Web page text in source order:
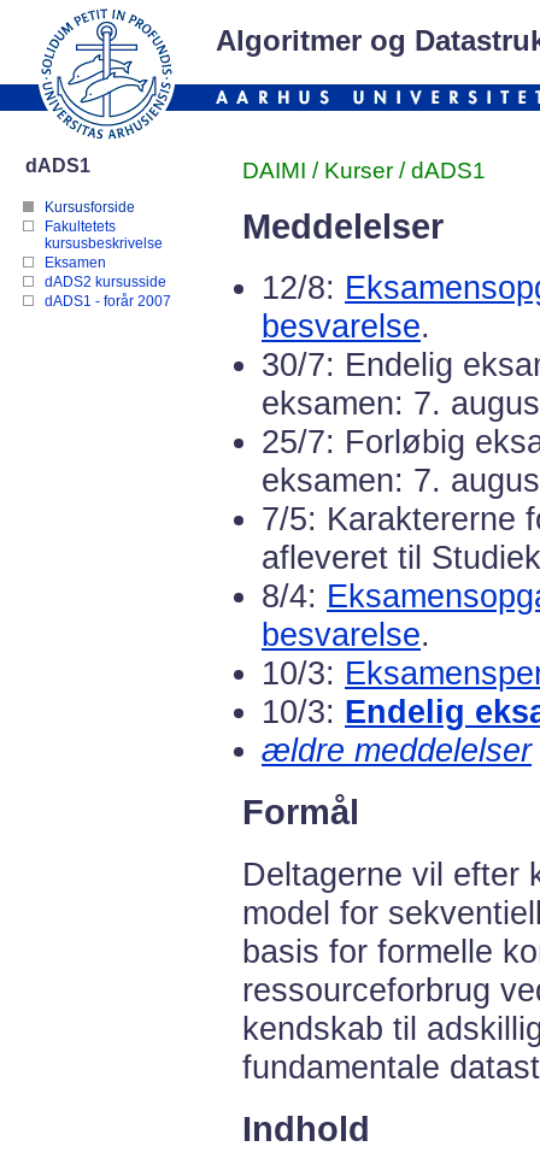
Algoritmer og
dADS1
Kursusforside
Fakultetets
kursusbeskrivelse
Eksamen
dADS2 kursusside
dADS1 - forår 2007
DAIMI / Kurser / dADS1
Meddelelser
12/8:
besvarelse.
30/7: Endelig
eksamen: 7.
25/7: Forløbig
eksamen: 7.
7/5: Karaktererne
afleveret til
8/4:
besvarelse.
10/3:
10/3: Endelig
ældre meddelelser
Formål
Deltagerne vil efter
model for
basis for formelle
ressourceforbrug
kendskab til
fundamentale
Indhold